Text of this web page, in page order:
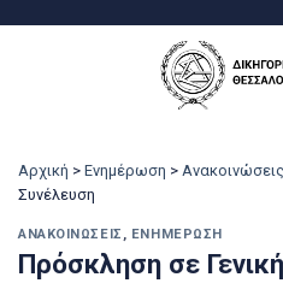
Αρχική > Ενημέρωση > Ανακοινώσεις
Συνέλευση
ΑΝΑΚΟΙΝΏΣΕΙΣ , ΕΝΗΜΈΡΩΣΗ
Πρόσκληση σε